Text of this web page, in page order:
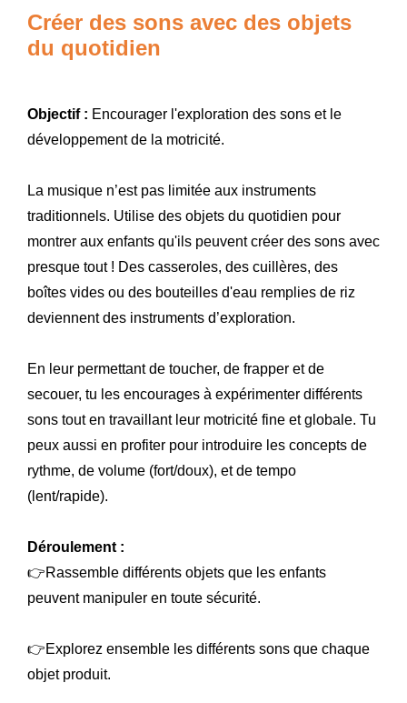
Créer des sons avec des objets
du quotidien
Objectif : Encourager l'exploration des sons et le
développement de la motricité.
La musique n’est pas limitée aux instruments
traditionnels. Utilise des objets du quotidien pour
montrer aux enfants qu'ils peuvent créer des sons avec
presque tout ! Des casseroles, des cuillères, des
boîtes vides ou des bouteilles d'eau remplies de riz
deviennent des instruments d’exploration.
En leur permettant de toucher, de frapper et de
secouer, tu les encourages à expérimenter différents
sons tout en travaillant leur motricité fine et globale. Tu
peux aussi en profiter pour introduire les concepts de
rythme, de volume (fort/doux), et de tempo
(lent/rapide).
Déroulement :
👉Rassemble différents objets que les enfants
peuvent manipuler en toute sécurité.
👉Explorez ensemble les différents sons que chaque
objet produit.